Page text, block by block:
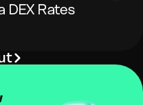
DEX Rates